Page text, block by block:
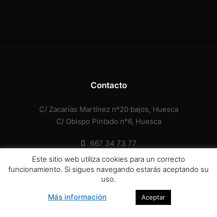
Contacto
C/ Zacarías Martínez nº20 bajos, Huesca
C/ Obispo Pintado nº6, Huesca
667 34 73 77
https://centrovidanuevahuesca.org.es/escriba-
un-e-mail/
Este sitio web utiliza cookies para un correcto
funcionamiento. Si sigues navegando estarás aceptando su
uso.
Más información
Aceptar